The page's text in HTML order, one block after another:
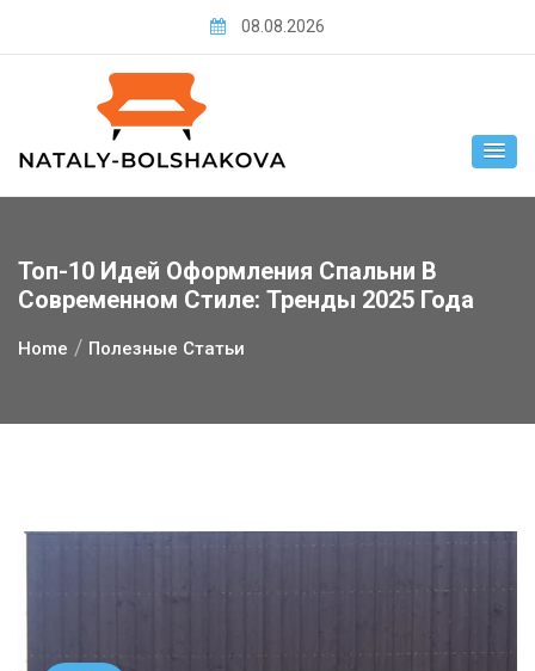
08.08.2026
Топ-10 Идей Оформления Спальни В
Современном Стиле: Тренды 2025 Года
Home Полезные Статьи